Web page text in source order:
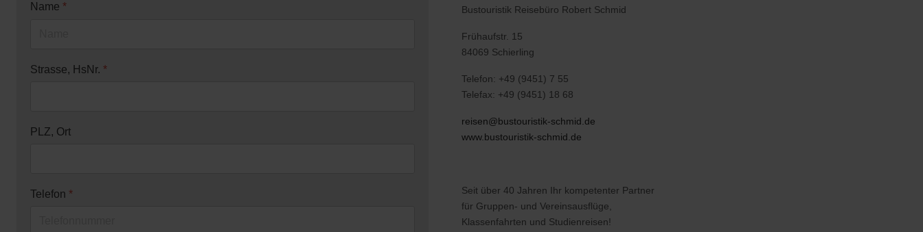
Name *
Strasse, HsNr. *
PLZ, Ort
Telefon *
Bustouristik Reisebüro Robert Schmid
Frühaufstr. 15
84069 Schierling
Telefon: +49 (9451) 7 55
Telefax: +49 (9451) 18 68
reisen@bustouristik-schmid.de
www.bustouristik-schmid.de
Seit über 40 Jahren Ihr kompetenter Partner
für Gruppen- und Vereinsausflüge,
Klassenfahrten und Studienreisen!